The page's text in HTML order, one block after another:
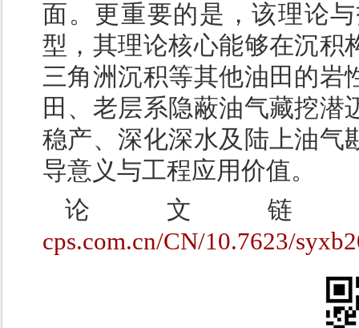
面。更重要的是，该理论
型，其理论核心能够在沉积
三角洲沉积等其他油田的岩
田、老层系隐蔽油气藏挖
稳产、深化深水及陆上油气
导意义与工程应用价值。
论文
cps.com.cn/CN/10.7623/